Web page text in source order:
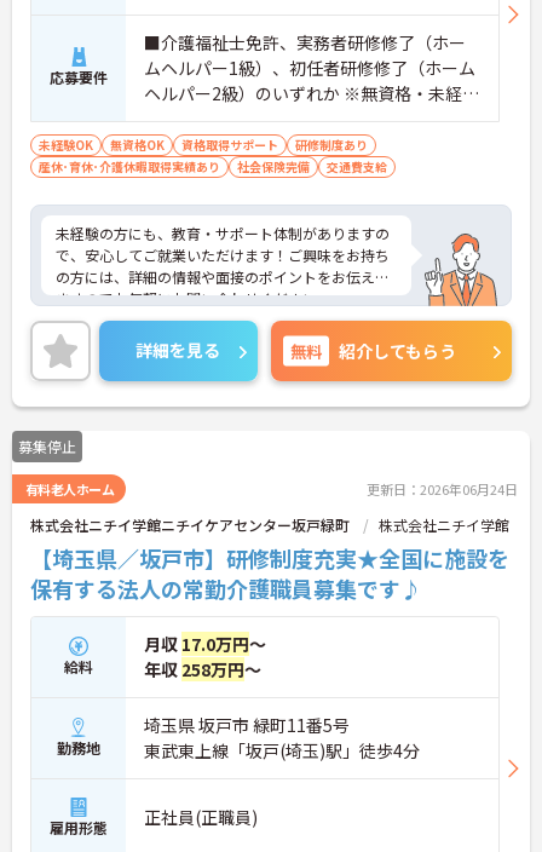
応募要件
■介護福祉士免許、実務者研修修了（ホー
ムヘルパー1級）、初任者研修修了（ホーム
ヘルパー2級）のいずれか ※無資格・未経
験・資格取得見込みの方も相談可 ※経験
者歓迎
未経験OK 無資格OK 資格取得サポート
研修制度あり
産休･育休･介護休暇取得実績あり
社会保険完備 交通費支給
未経験の方にも、教育・サポート体制がありますの
で、安心してご就業いただけます！ご興味をお持ち
の方には、詳細の情報や面接のポイントをお伝えし
ますのでお気軽にお問い合わせください。
詳細を見る 無料 紹介してもらう
募集停止
有料老人ホーム 更新日：2026年06月24日
株式会社ニチイ学館ニチイケアセンター坂戸緑町 株式会社ニチイ学館
【埼玉県／坂戸市】研修制度充実★全国に施設を
保有する法人の常勤介護職員募集です♪
給料
月収 17.0万円～
年収 258万円～
勤務地
埼玉県 坂戸市 緑町11番5号
東武東上線「坂戸(埼玉)駅」徒歩4分
雇用形態 正社員(正職員)